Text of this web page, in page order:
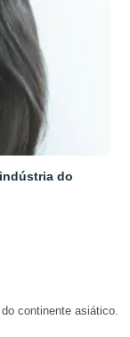
do
continente asiático.